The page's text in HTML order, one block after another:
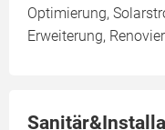
Optimierung,
Erweiterung,